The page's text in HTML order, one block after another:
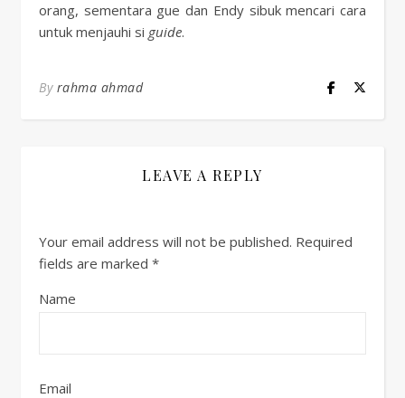
orang, sementara gue dan Endy sibuk mencari cara
untuk menjauhi si guide.
By rahma ahmad
LEAVE A REPLY
Your email address will not be published. Required
fields are marked *
Name
Email